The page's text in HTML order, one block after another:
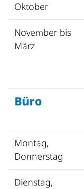
Oktober
November bis
März
Büro
Montag,
Donnerstag
Dienstag,